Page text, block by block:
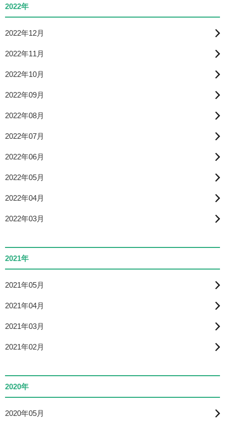
2022年
2022年12月
2022年11月
2022年10月
2022年09月
2022年08月
2022年07月
2022年06月
2022年05月
2022年04月
2022年03月
2021年
2021年05月
2021年04月
2021年03月
2021年02月
2020年
2020年05月